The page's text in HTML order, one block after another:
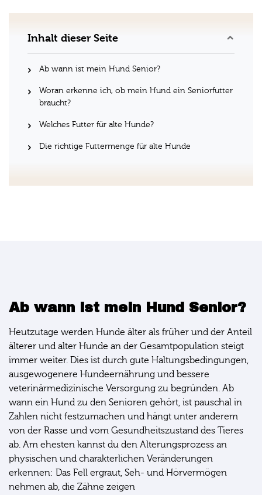
Inhalt dieser Seite
Ab wann ist mein Hund Senior?
Woran erkenne ich, ob mein Hund ein Seniorfutter
braucht?
Welches Futter für alte Hunde?
Die richtige Futtermenge für alte Hunde
Ab wann ist mein Hund Senior?
Heutzutage werden Hunde älter als früher und der Anteil
älterer und alter Hunde an der Gesamtpopulation steigt
immer weiter. Dies ist durch gute Haltungsbedingungen,
ausgewogenere Hundeernährung und bessere
veterinärmedizinische Versorgung zu begründen. Ab
wann ein Hund zu den Senioren gehört, ist pauschal in
Zahlen nicht festzumachen und hängt unter anderem
von der Rasse und vom Gesundheitszustand des Tieres
ab. Am ehesten kannst du den Alterungsprozess an
physischen und charakterlichen Veränderungen
erkennen: Das Fell ergraut, Seh- und Hörvermögen
nehmen ab, die Zähne zeigen